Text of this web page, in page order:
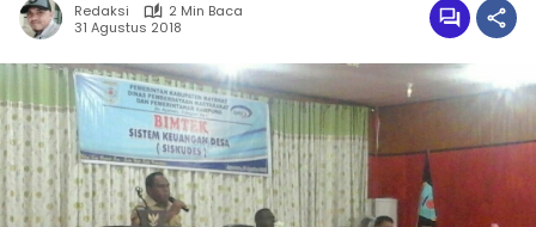
Redaksi
2 Min Baca
31 Agustus 2018